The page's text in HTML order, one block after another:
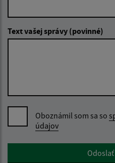
Text vašej správy (povinné)
Oboznámil som sa so
údajov
Google reCaptcha Response